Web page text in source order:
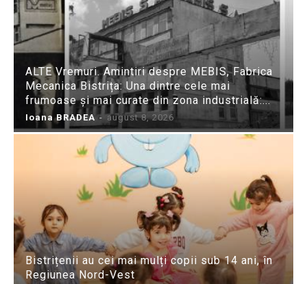
ALTE Vremuri. Amintiri despre MEBIS, Fabrica
Mecanica Bistrița: Una dintre cele mai
frumoase și mai curate din zona industrială:...
Ioana BRADEA - august 8, 2026
Bistrițenii au cei mai mulți copii sub 14 ani, în
Regiunea Nord-Vest